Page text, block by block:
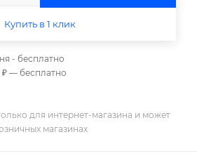
Купить в 1 клик
- бесплатно
₽ — бесплатно
для интернет-магазина и может
магазинах